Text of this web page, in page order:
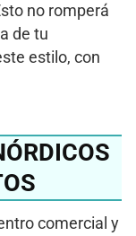
no romperá
de tu
estilo, con
comercial y